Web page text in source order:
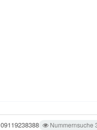
Nummernsuche
09119238388